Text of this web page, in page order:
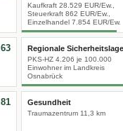
Kaufkraft 28.529 EUR/Ew.,
Steuerkraft 862 EUR/Ew.,
Einzelhandel 7.854 EUR/Ew.
63 Regionale Sicherheitslage
PKS-HZ 4.206 je 100.000
Einwohner im Landkreis
Osnabrück
81 Gesundheit
Traumazentrum 11,3 km